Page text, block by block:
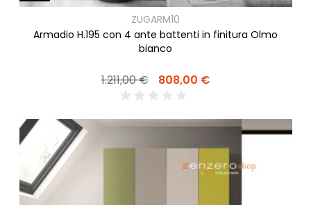
ZUGARM10
Armadio H.195 con 4 ante battenti in finitura Olmo
bianco
1.211,00 € 808,00 €